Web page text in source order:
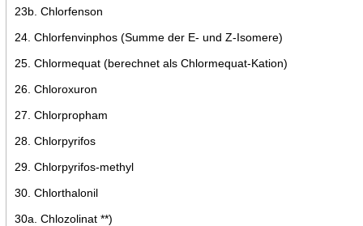
23b. Chlorfenson
24. Chlorfenvinphos (Summe der E- und Z-Isomere)
25. Chlormequat (berechnet als Chlormequat-Kation)
26. Chloroxuron
27. Chlorpropham
28. Chlorpyrifos
29. Chlorpyrifos-methyl
30. Chlorthalonil
30a. Chlozolinat **)